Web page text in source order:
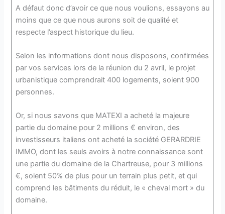
A défaut donc d’avoir ce que nous voulions, essayons au
moins que ce que nous aurons soit de qualité et
respecte l’aspect historique du lieu.
Selon les informations dont nous disposons, confirmées
par vos services lors de la réunion du 2 avril, le projet
urbanistique comprendrait 400 logements, soient 900
personnes.
Or, si nous savons que MATEXI a acheté la majeure
partie du domaine pour 2 millions € environ, des
investisseurs italiens ont acheté la société GERARDRIE
IMMO, dont les seuls avoirs à notre connaissance sont
une partie du domaine de la Chartreuse, pour 3 millions
€, soient 50% de plus pour un terrain plus petit, et qui
comprend les bâtiments du réduit, le « cheval mort » du
domaine.